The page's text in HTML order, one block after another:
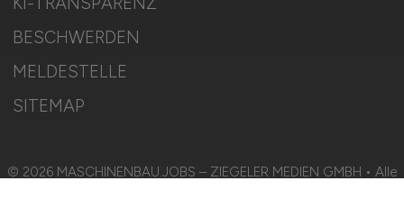
BESCHWERDEN
MELDESTELLE
SITEMAP
© 2026 MASCHINENBAU.JOBS – ZIEGELER MEDIEN GMBH • Alle